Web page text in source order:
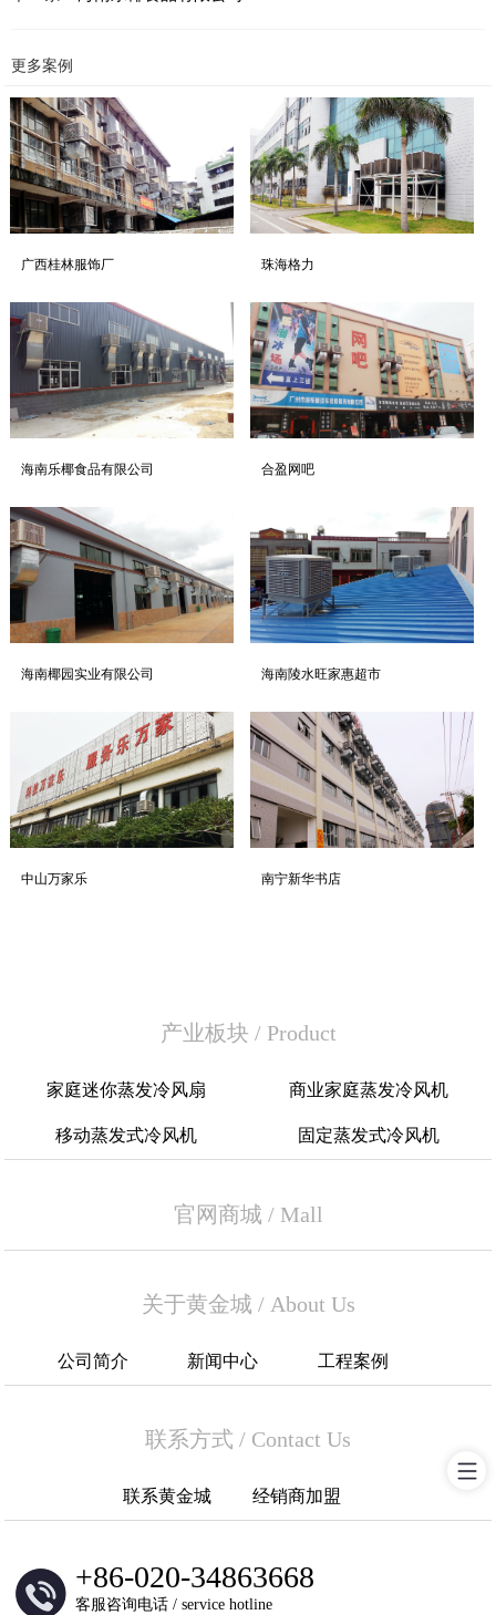
更多案例
广西桂林服饰厂 珠海格力
海南乐椰食品有限公司 合盈网吧
海南椰园实业有限公司 海南陵水旺家惠超市
中山万家乐 南宁新华书店
产业板块 / Product
家庭迷你蒸发冷风扇 商业家庭蒸发冷风机
移动蒸发式冷风机 固定蒸发式冷风机
官网商城 / Mall
关于黄金城 / About Us
公司简介 新闻中心 工程案例
联系方式 / Contact Us
联系黄金城 经销商加盟
+86-020-34863668
客服咨询电话 / service hotline